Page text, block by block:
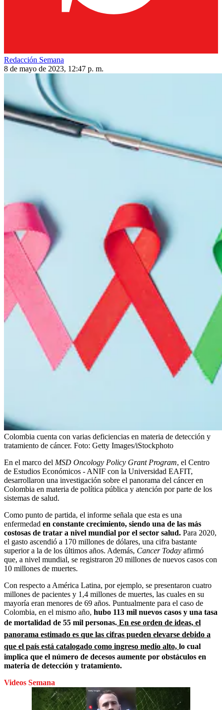
Redacción Semana
8 de mayo de 2023, 12:47 p. m.
Colombia cuenta con varias deficiencias en materia de detección y
tratamiento de cáncer. Foto: Getty Images/iStockphoto
En el marco del MSD Oncology Policy Grant Program, el Centro
de Estudios Económicos - ANIF con la Universidad EAFIT,
desarrollaron una investigación sobre el panorama del cáncer en
Colombia en materia de política pública y atención por parte de los
sistemas de salud.
Como punto de partida, el informe señala que esta es una
enfermedad en constante crecimiento, siendo una de las más
costosas de tratar a nivel mundial por el sector salud. Para 2020,
el gasto ascendió a 170 millones de dólares, una cifra bastante
superior a la de los últimos años. Además, Cancer Today afirmó
que, a nivel mundial, se registraron 20 millones de nuevos casos con
10 millones de muertes.
Con respecto a América Latina, por ejemplo, se presentaron cuatro
millones de pacientes y 1,4 millones de muertes, las cuales en su
mayoría eran menores de 69 años. Puntualmente para el caso de
Colombia, en el mismo año, hubo 113 mil nuevos casos y una tasa
de mortalidad de 55 mil personas. En ese orden de ideas, el
panorama estimado es que las cifras pueden elevarse debido a
que el país está catalogado como ingreso medio alto, lo cual
implica que el número de decesos aumente por obstáculos en
materia de detección y tratamiento.
Videos Semana